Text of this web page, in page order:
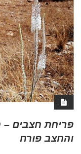
פריחת חצבים –
והחצב פורח